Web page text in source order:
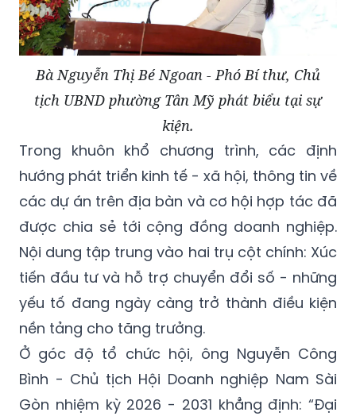
Bà Nguyễn Thị Bé Ngoan - Phó Bí thư, Chủ
tịch UBND phường Tân Mỹ phát biểu tại sự
kiện.
Trong khuôn khổ chương trình, các định
hướng phát triển kinh tế - xã hội, thông tin về
các dự án trên địa bàn và cơ hội hợp tác đã
được chia sẻ tới cộng đồng doanh nghiệp.
Nội dung tập trung vào hai trụ cột chính: Xúc
tiến đầu tư và hỗ trợ chuyển đổi số - những
yếu tố đang ngày càng trở thành điều kiện
nền tảng cho tăng trưởng.
Ở góc độ tổ chức hội, ông Nguyễn Công
Bình - Chủ tịch Hội Doanh nghiệp Nam Sài
Gòn nhiệm kỳ 2026 - 2031 khẳng định: “Đại